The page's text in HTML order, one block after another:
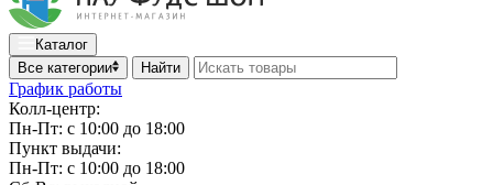
Каталог
Все категории
Найти
График работы
Колл-центр:
Пн-Пт: с 10:00 до 18:00
Пункт выдачи:
Пн-Пт: с 10:00 до 18:00